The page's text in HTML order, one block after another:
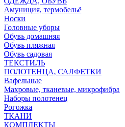
Амуниция, термобельё
Носки
Головные уборы
Обувь домашняя
Обувь пляжная
Обувь садовая
ТЕКСТИЛЬ
ПОЛОТЕНЦА, САЛФЕТКИ
Вафельные
Махровые, тканевые, микрофибра
Наборы полотенец
Рогожка
ТКАНИ
КОМПЛЕКТЫ